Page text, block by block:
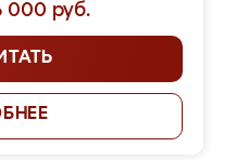
000 руб.